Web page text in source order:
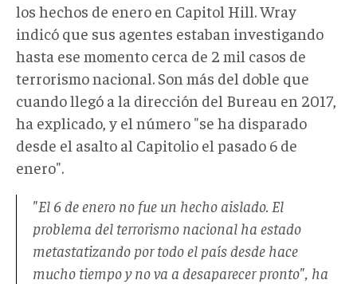
los hechos de enero en Capitol Hill. Wray
indicó que sus agentes estaban investigando
hasta ese momento cerca de 2 mil casos de
terrorismo nacional. Son más del doble que
cuando llegó a la dirección del Bureau en 2017,
ha explicado, y el número "se ha disparado
desde el asalto al Capitolio el pasado 6 de
enero".
"El 6 de enero no fue un hecho aislado. El
problema del terrorismo nacional ha estado
metastatizando por todo el país desde hace
mucho tiempo y no va a desaparecer pronto", ha